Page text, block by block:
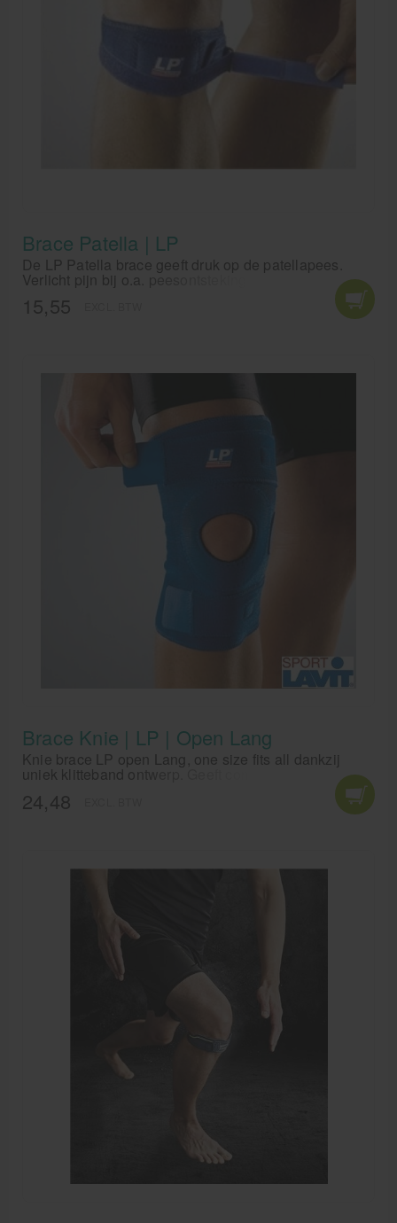
Brace Patella | LP
De LP Patella brace geeft druk op de patellapees.
Verlicht pijn bij o.a. peesontstekingen,
gewrichtsontstekingen, springersknie en
overbelasting. Door klittenband kan de druk van de
15,55
Brace Knie | LP | Open Lang
Knie brace LP open Lang, one size fits all dankzij
uniek klitteband ontwerp. Geeft comfortabele druk bij
zwakke of overbelaste knieën. Houdt de spieren warm
en verbetert de bloedcirculatie.
24,48